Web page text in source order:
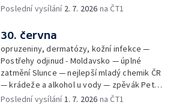
Poslední vysílání 2. 7. 2026 na ČT1
30. června
opruzeniny, dermatózy, kožní infekce —
Postřehy odjinud - Moldavsko — úplné
zatmění Slunce — nejlepší mladý chemik ČR
— krádeže a alkohol u vody — zpěvák Peter
Cmorik
Poslední vysílání1. 7. 2026 na ČT1